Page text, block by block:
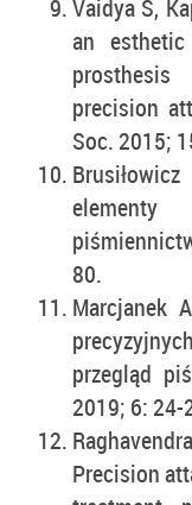
Vaidya S,
an
precision
Soc. 2015;
80.
Marcjanek
przegląd
2019; 6: 24-
Precision